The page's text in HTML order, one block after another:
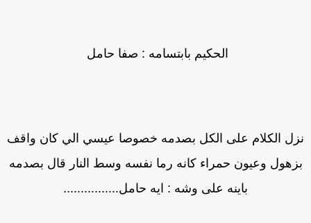
الحكيم بابتسامه : صفا حامل
الكلام على الكل بصدمه خصوصا عيسي الي كان واقف
وعيون حمراء كانه رما نفسه وسط النار قال بصدمه
باينه على وشه : ايه حامل................